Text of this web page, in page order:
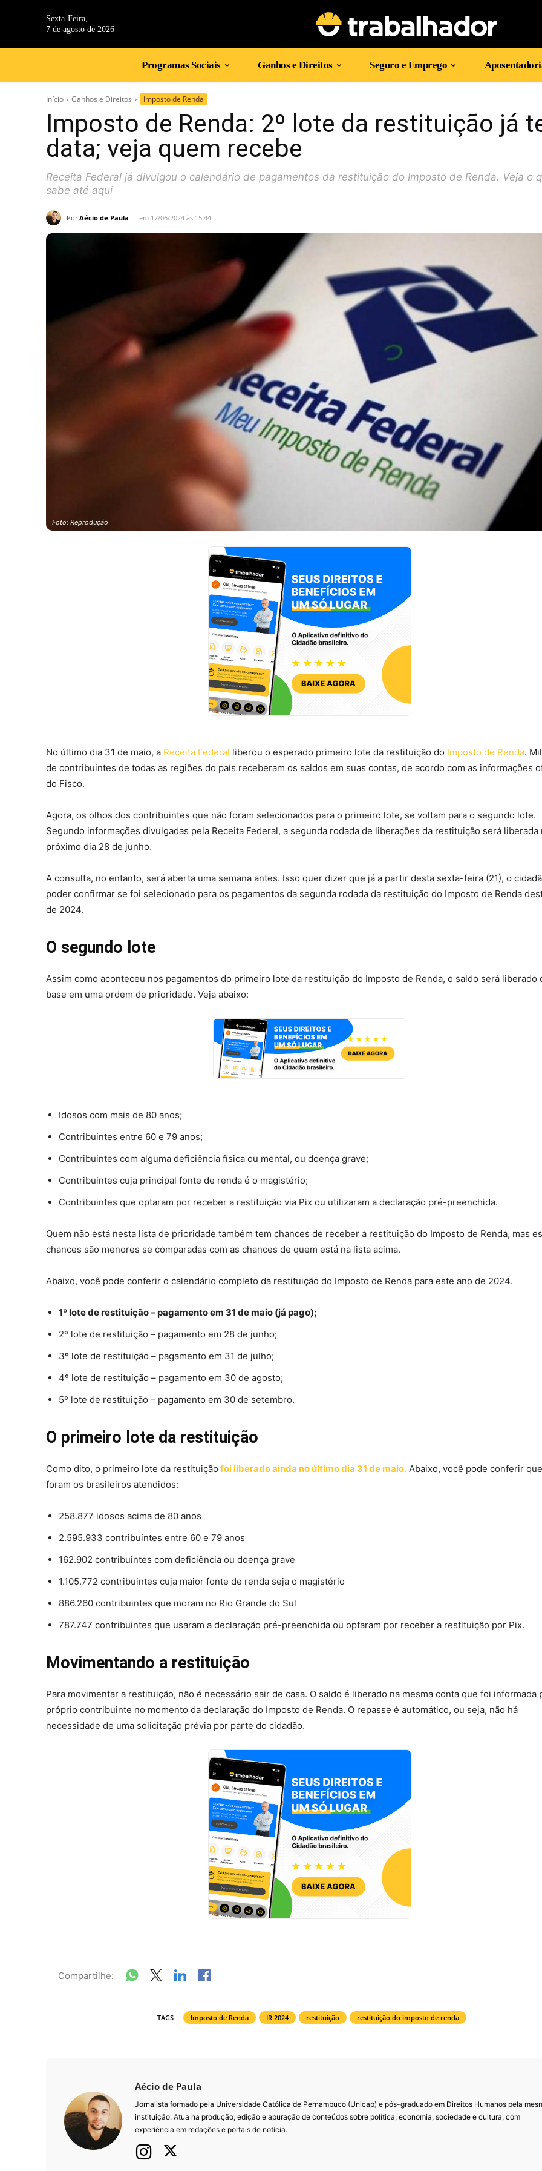
Sexta-Feira,
7 de agosto de 2026
Programas Sociais Ganhos e Direitos Seguro e Emprego
Início Ganhos e Direitos Imposto de Renda
Imposto de Renda: 2º lote da restituição já
data; veja quem recebe
Receita Federal já divulgou o calendário de pagamentos da restituição do Imposto de Renda. Veja o
sabe até aqui
Por Aécio de Paula em 17/06/2024 às 15:44
Foto: Reprodução
No último dia 31 de maio, a Receita Federal liberou o esperado primeiro lote da restituição do Imposto de Renda.
de contribuintes de todas as regiões do país receberam os saldos em suas contas, de acordo com as informações
do Fisco.
Agora, os olhos dos contribuintes que não foram selecionados para o primeiro lote, se voltam para o segundo lote.
Segundo informações divulgadas pela Receita Federal, a segunda rodada de liberações da restituição será liberada
próximo dia 28 de junho.
A consulta, no entanto, será aberta uma semana antes. Isso quer dizer que já a partir desta sexta-feira (21), o
poder confirmar se foi selecionado para os pagamentos da segunda rodada da restituição do Imposto de Renda
de 2024.
O segundo lote
Assim como aconteceu nos pagamentos do primeiro lote da restituição do Imposto de Renda, o saldo será liberado
base em uma ordem de prioridade. Veja abaixo:
Idosos com mais de 80 anos;
Contribuintes entre 60 e 79 anos;
Contribuintes com alguma deficiência física ou mental, ou doença grave;
Contribuintes cuja principal fonte de renda é o magistério;
Contribuintes que optaram por receber a restituição via Pix ou utilizaram a declaração pré-preenchida.
Quem não está nesta lista de prioridade também tem chances de receber a restituição do Imposto de Renda, mas
chances são menores se comparadas com as chances de quem está na lista acima.
Abaixo, você pode conferir o calendário completo da restituição do Imposto de Renda para este ano de 2024.
1º lote de restituição – pagamento em 31 de maio (já pago);
2º lote de restituição – pagamento em 28 de junho;
3º lote de restituição – pagamento em 31 de julho;
4º lote de restituição – pagamento em 30 de agosto;
5º lote de restituição – pagamento em 30 de setembro.
O primeiro lote da restituição
Como dito, o primeiro lote da restituição foi liberado ainda no último dia 31 de maio. Abaixo, você pode conferir
foram os brasileiros atendidos:
258.877 idosos acima de 80 anos
2.595.933 contribuintes entre 60 e 79 anos
162.902 contribuintes com deficiência ou doença grave
1.105.772 contribuintes cuja maior fonte de renda seja o magistério
886.260 contribuintes que moram no Rio Grande do Sul
787.747 contribuintes que usaram a declaração pré-preenchida ou optaram por receber a restituição por Pix.
Movimentando a restituição
Para movimentar a restituição, não é necessário sair de casa. O saldo é liberado na mesma conta que foi informada
próprio contribuinte no momento da declaração do Imposto de Renda. O repasse é automático, ou seja, não há
necessidade de uma solicitação prévia por parte do cidadão.
Compartilhe:
TAGS Imposto de Renda IR 2024 restituição restituição do imposto de renda
Aécio de Paula
Jornalista formado pela Universidade Católica de Pernambuco (Unicap) e pós-graduado em Direitos Humanos pela
instituição. Atua na produção, edição e apuração de conteúdos sobre política, economia, sociedade e cultura, com
experiência em redações e portais de notícia.